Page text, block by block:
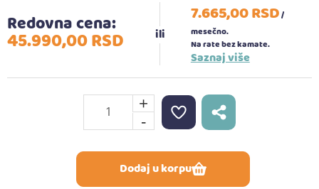
Redovna cena:
45.990,00RSD
7.665,00RSD/
mesečno.
Na rate bez kamate.
Saznaj više
+
-
Dodaj u korpu